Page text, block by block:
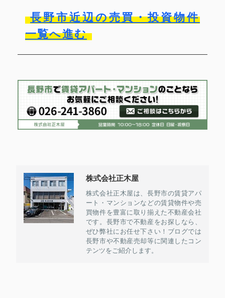
長野市近辺の売買・投資物件
一覧へ進む
株式会社正木屋
株式会社正木屋は、長野市の賃貸アパ
ート・マンションなどの賃貸物件や売
買物件を豊富に取り揃えた不動産会社
です。長野市で不動産をお探しなら、
ぜひ弊社にお任せ下さい！ブログでは
長野市や不動産売却等に関連したコン
テンツをご紹介します。